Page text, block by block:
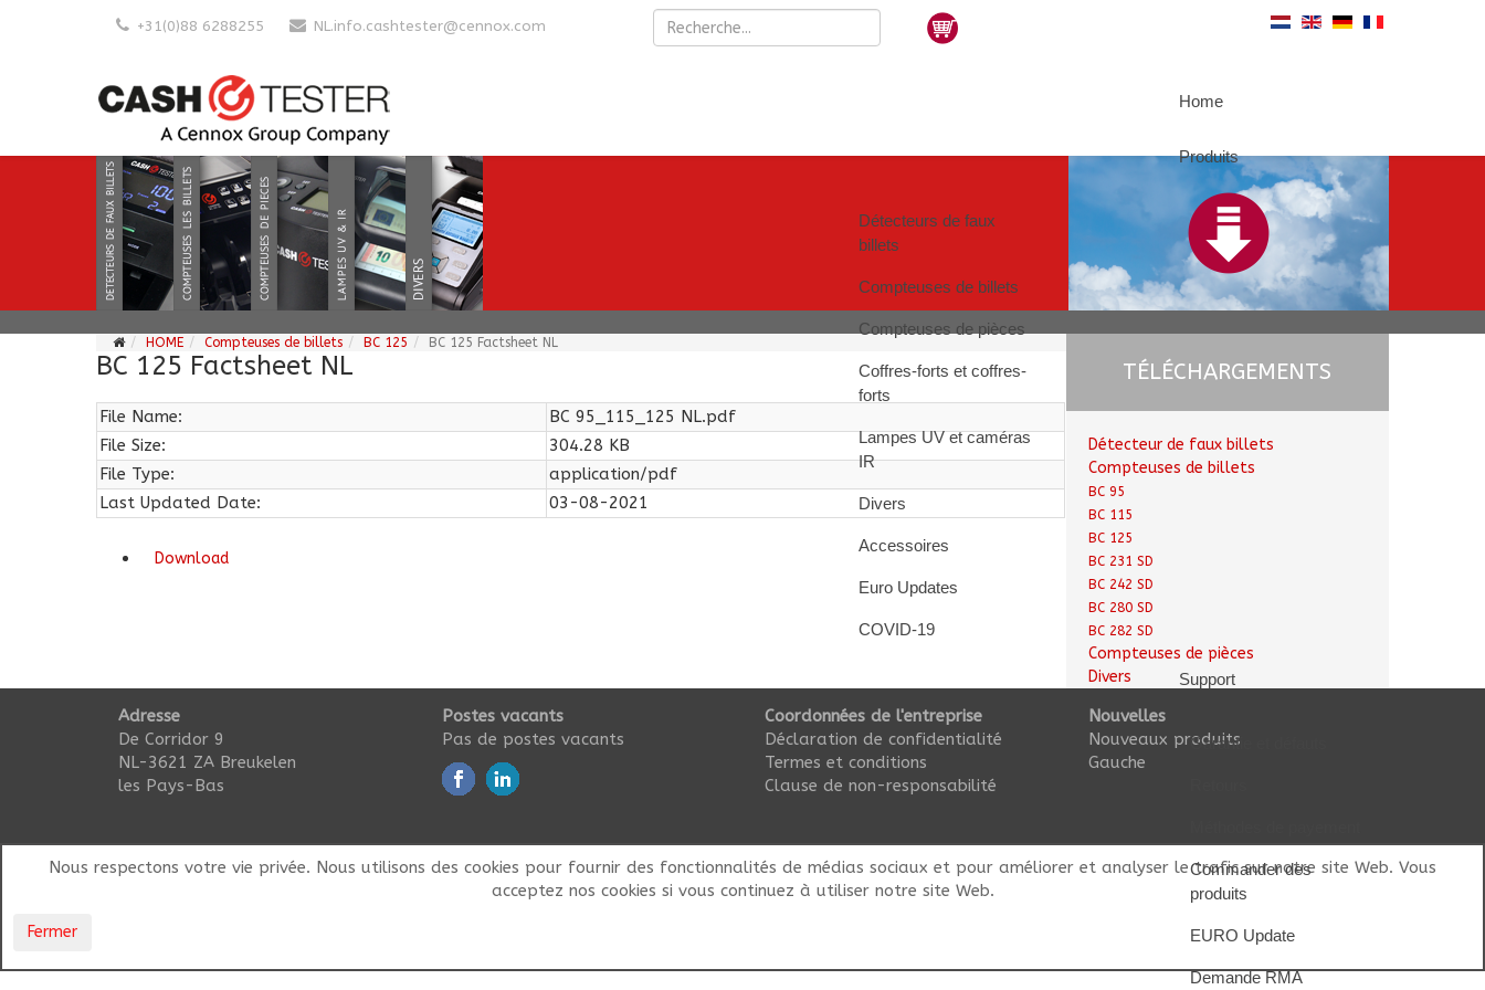
+31(0)88 6288255 NL.info.cashtester@cennox.com
Home
Produits
Détecteurs de faux
billets
Compteuses de billets
Compteuses de pièces
Coffres-forts et coffres-
forts
Lampes UV et caméras
IR
Divers
Accessoires
Euro Updates
COVID-19
Support
Garantie et défauts
Commander des
produits
EURO Update
Demande RMA
HOME Compteuses de billets BC 125 BC 125 Factsheet NL
BC 125 Factsheet NL
File Name:
BC 95_115_125 NL.pdf
File Size:
304.28 KB
File Type:
application/pdf
Last Updated Date:
03-08-2021
Download
TÉLÉCHARGEMENTS
Détecteur de faux billets
Compteuses de billets
BC 95
BC 115
BC 125
BC 231 SD
BC 242 SD
BC 280 SD
BC 282 SD
Compteuses de pièces
Divers
Adresse
De Corridor 9
NL-3621 ZA Breukelen
les Pays-Bas
Postes vacants
Pas de postes vacants
Coordonnées de l'entreprise
Déclaration de confidentialité
Termes et conditions
Clause de non-responsabilité
Nouvelles
Nouveaux produits
Gauche
Nous respectons votre vie privée. Nous utilisons des cookies pour fournir des fonctionnalités de médias sociaux et pour améliorer et analyser le trafic sur notre site Web. Vous
acceptez nos cookies si vous continuez à utiliser notre site Web.
Fermer